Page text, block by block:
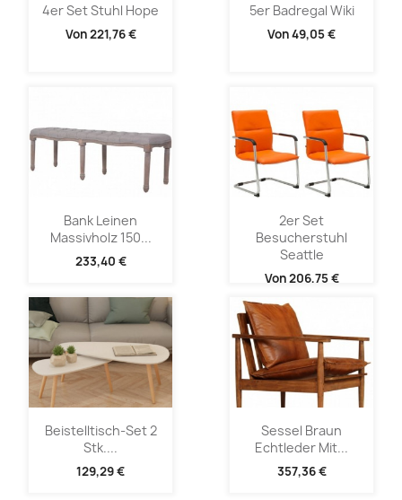
4er Set Stuhl Hope
Von221,76 €
5er Badregal Wiki
Von49,05 €
Bank Leinen
Massivholz 150...
233,40 €
2er Set
Besucherstuhl
Seattle
Von206,75 €
Beistelltisch-Set 2
Stk....
129,29 €
Sessel Braun
Echtleder Mit...
357,36 €